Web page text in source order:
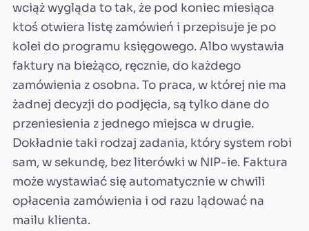
wciąż wygląda to tak, że pod koniec miesiąca
ktoś otwiera listę zamówień i przepisuje je po
kolei do programu księgowego. Albo wystawia
faktury na bieżąco, ręcznie, do każdego
zamówienia z osobna. To praca, w której nie ma
żadnej decyzji do podjęcia, są tylko dane do
przeniesienia z jednego miejsca w drugie.
Dokładnie taki rodzaj zadania, który system robi
sam, w sekundę, bez literówki w NIP-ie. Faktura
może wystawiać się automatycznie w chwili
opłacenia zamówienia i od razu lądować na
mailu klienta.